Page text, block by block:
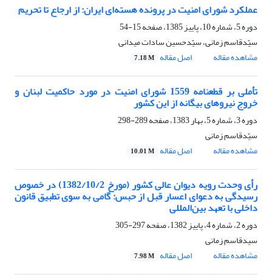
عملکرد شورای امنیت در پرونده هسته‌ای ایران: از ارجاع تا تحریم
دوره 5، شماره 10، پاییز 1385، صفحه
15-54
سیّدقاسم زمانی، سیّدحسین سادات میدانی
مشاهده مقاله
اصل مقاله 7.18 M
تأملی‌ بر قطعنامه‌ 1559 شورای‌ امنیت‌ در مورد حاکمیت‌ لبنان‌ و
خروج‌ نیروهای‌ بیگانه‌ از این‌ کشور
دوره 3، شماره 5، بهار 1383، صفحه
289-298
سیّدقاسم زمانی
مشاهده مقاله
اصل مقاله 10.01 M
رأی‌ وحدت‌ رویه‌ دیوان‌ عالی‌ کشور (مورخ‌ 1382/10/2) در خصوص‌
رسیدگی‌ به‌ دعوای‌ اعسار قبل‌ از حبس‌: گامی‌ به‌ سوی‌ تطبیق‌ قانون‌
داخلی‌ با تعهد بین‌المللی
دوره 2، شماره 4، پاییز 1382، صفحه
297-305
سیدقاسم زمانی
مشاهده مقاله
اصل مقاله 7.98 M